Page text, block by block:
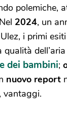
polemiche,
2024, un
i primi
dei bambini;
nuovo report
vantaggi.